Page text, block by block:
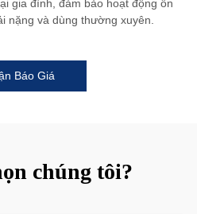
gia đình, đảm bảo hoạt động ổn
nặng và dùng thường xuyên.
Báo Giá
chúng tôi?